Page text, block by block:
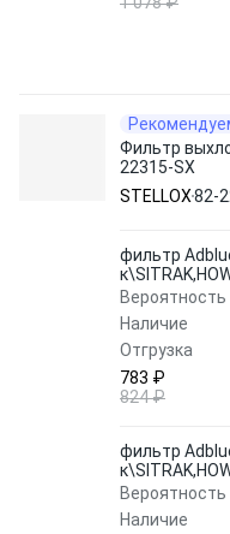
Фильтр
22315-SX
STELLOX82-
фильтр
Вероятность
Наличие
Отгрузка
783 ₽
824 ₽
фильтр
Вероятность
Наличие